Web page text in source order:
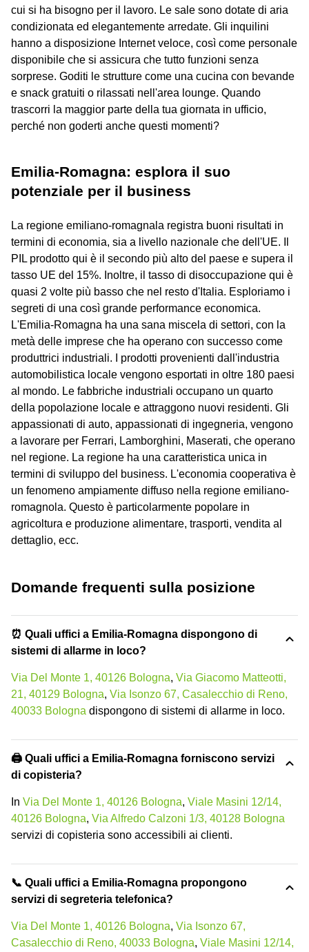
cui si ha bisogno per il lavoro. Le sale sono dotate di aria
condizionata ed elegantemente arredate. Gli inquilini
hanno a disposizione Internet veloce, così come personale
disponibile che si assicura che tutto funzioni senza
sorprese. Goditi le strutture come una cucina con bevande
e snack gratuiti o rilassati nell'area lounge. Quando
trascorri la maggior parte della tua giornata in ufficio,
perché non goderti anche questi momenti?
Emilia-Romagna: esplora il suo
potenziale per il business
La regione emiliano-romagnala registra buoni risultati in
termini di economia, sia a livello nazionale che dell'UE. Il
PIL prodotto qui è il secondo più alto del paese e supera il
tasso UE del 15%. Inoltre, il tasso di disoccupazione qui è
quasi 2 volte più basso che nel resto d'Italia. Esploriamo i
segreti di una così grande performance economica.
L'Emilia-Romagna ha una sana miscela di settori, con la
metà delle imprese che ha operano con successo come
produttrici industriali. I prodotti provenienti dall'industria
automobilistica locale vengono esportati in oltre 180 paesi
al mondo. Le fabbriche industriali occupano un quarto
della popolazione locale e attraggono nuovi residenti. Gli
appassionati di auto, appassionati di ingegneria, vengono
a lavorare per Ferrari, Lamborghini, Maserati, che operano
nel regione. La regione ha una caratteristica unica in
termini di sviluppo del business. L'economia cooperativa è
un fenomeno ampiamente diffuso nella regione emiliano-
romagnola. Questo è particolarmente popolare in
agricoltura e produzione alimentare, trasporti, vendita al
dettaglio, ecc.
Domande frequenti sulla posizione
⏰ Quali uffici a Emilia-Romagna dispongono di
sistemi di allarme in loco?
Via Del Monte 1, 40126 Bologna, Via Giacomo Matteotti,
21, 40129 Bologna, Via Isonzo 67, Casalecchio di Reno,
40033 Bologna dispongono di sistemi di allarme in loco.
🖨️ Quali uffici a Emilia-Romagna forniscono servizi
di copisteria?
In Via Del Monte 1, 40126 Bologna, Viale Masini 12/14,
40126 Bologna, Via Alfredo Calzoni 1/3, 40128 Bologna
servizi di copisteria sono accessibili ai clienti.
📞 Quali uffici a Emilia-Romagna propongono
servizi di segreteria telefonica?
Via Del Monte 1, 40126 Bologna, Via Isonzo 67,
Casalecchio di Reno, 40033 Bologna, Viale Masini 12/14,